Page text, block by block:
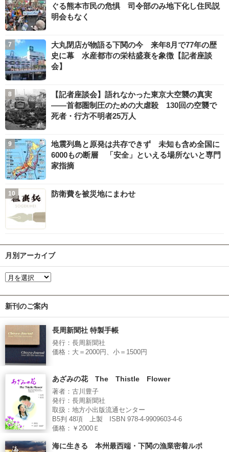
ぐる熊本市民の危惧 司令部のみ地下化し住民説
明会もなく
大丸閉店が物語る下関の今 来年8月で77年の歴
史に幕 水産都市の栄枯盛衰を象徴【記者座談
会】
【記者座談会】語れなかった東京大空襲の真実
――首都圏制圧のための大虐殺 130回の空襲で
死者・行方不明者25万人
地震列島と原発は共存できず 未知も含め全国に
6000もの断層 「安全」といえる場所ないと専門
家指摘
防衛費を被災地にまわせ
月別アーカイブ
新刊のご案内
長周新聞社 特製手帳
発行：長周新聞社
価格：大＝2000円、小＝1500円
あざみの花 The Thistle Flower
著者：古川豊子
発行：長周新聞社
取扱：地方小出版流通センター
B5判 48項 上製 ISBN 978-4-9909603-4-6
価格：￥2000Ｅ
海に生きる 本州最西端・下関の漁業密着ルポ